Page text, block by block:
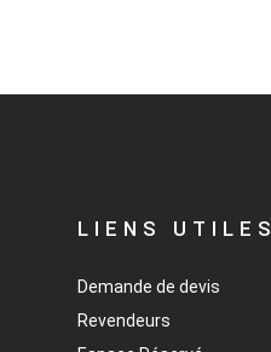
LIENS UTILES
Demande de devis
Revendeurs